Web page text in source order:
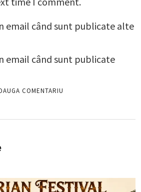
email când sunt publicate alte
email când sunt publicate